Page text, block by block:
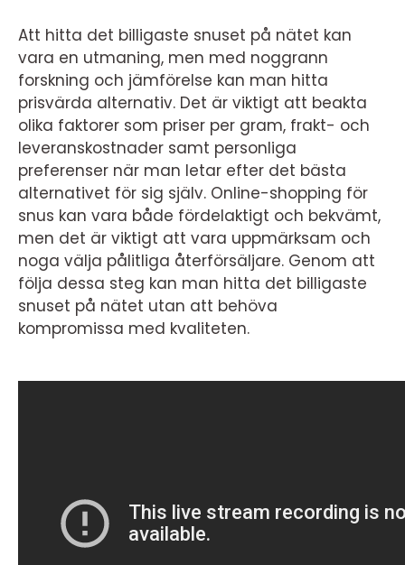
Att hitta det billigaste snuset på nätet kan
vara en utmaning, men med noggrann
forskning och jämförelse kan man hitta
prisvärda alternativ. Det är viktigt att beakta
olika faktorer som priser per gram, frakt- och
leveranskostnader samt personliga
preferenser när man letar efter det bästa
alternativet för sig själv. Online-shopping för
snus kan vara både fördelaktigt och bekvämt,
men det är viktigt att vara uppmärksam och
noga välja pålitliga återförsäljare. Genom att
följa dessa steg kan man hitta det billigaste
snuset på nätet utan att behöva
kompromissa med kvaliteten.